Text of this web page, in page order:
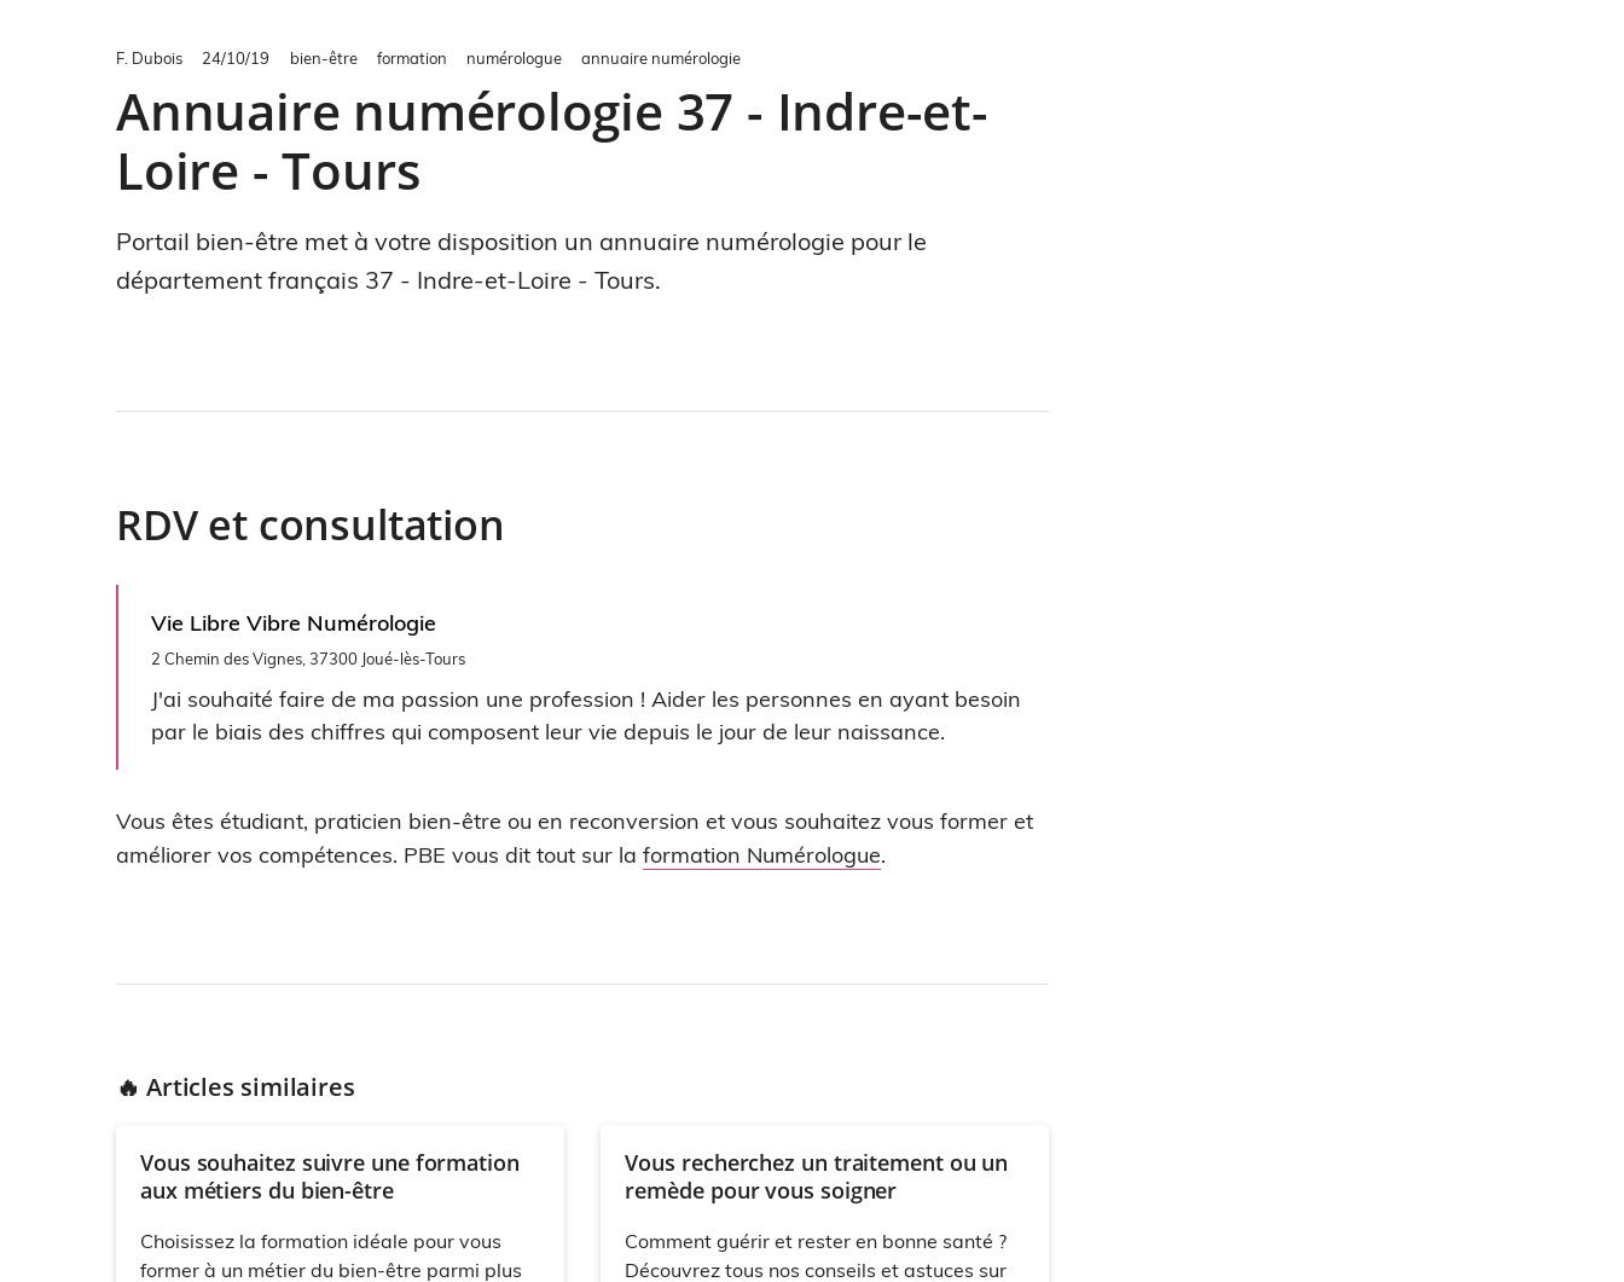
F. Dubois 24/10/19 bien-être formation numérologue annuaire numérologie
Annuaire numérologie 37 - Indre-et-
Loire - Tours
Portail bien-être met à votre disposition un annuaire numérologie pour le
département français 37 - Indre-et-Loire - Tours.
RDV et consultation
Vie Libre Vibre Numérologie
2 Chemin des Vignes, 37300 Joué-lès-Tours
J'ai souhaité faire de ma passion une profession ! Aider les personnes en ayant besoin
par le biais des chiffres qui composent leur vie depuis le jour de leur naissance.
Vous êtes étudiant, praticien bien-être ou en reconversion et vous souhaitez vous former et
améliorer vos compétences. PBE vous dit tout sur la formation Numérologue.
🔥 Articles similaires
Vous souhaitez suivre une formation
aux métiers du bien-être
Choisissez la formation idéale pour vous
former à un métier du bien-être parmi plus
Vous recherchez un traitement ou un
remède pour vous soigner
Comment guérir et rester en bonne santé ?
Découvrez tous nos conseils et astuces sur